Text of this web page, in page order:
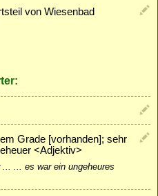
von Wiesenbad
Grade [vorhanden]; sehr
<Adjektiv>
... ... es war ein ungeheures